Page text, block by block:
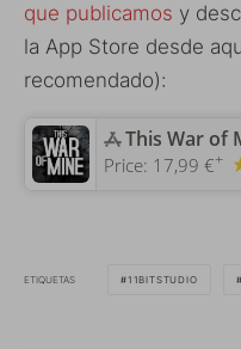
que publicamos y
la App Store desde
recomendado):
‎This War of
Price: 17,99 €+
ETIQUETAS 11BITSTUDIO